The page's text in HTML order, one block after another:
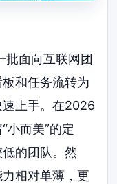
面向互联网团
和任务流转为
上手。在2026
小而美”的定
的团队。然
相对单薄，更